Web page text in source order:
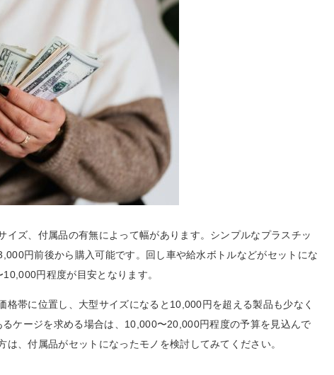
イズ、付属品の有無によって幅があります。シンプルなプラスチッ
円前後から購入可能です。回し車や給水ボトルなどがセットにな
円程度が目安となります。
格帯に位置し、大型サイズになると10,000円を超える製品も少なく
ケージを求める場合は、10,000〜20,000円程度の予算を見込んで
、付属品がセットになったモノを検討してみてください。